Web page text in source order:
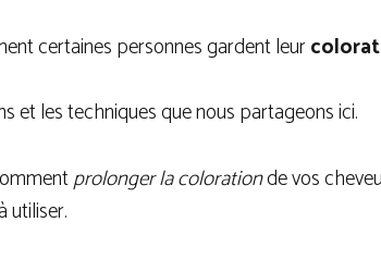
certaines personnes gardent leur
et les techniques que nous partageons ici.
prolonger la colorationde vos
utiliser.